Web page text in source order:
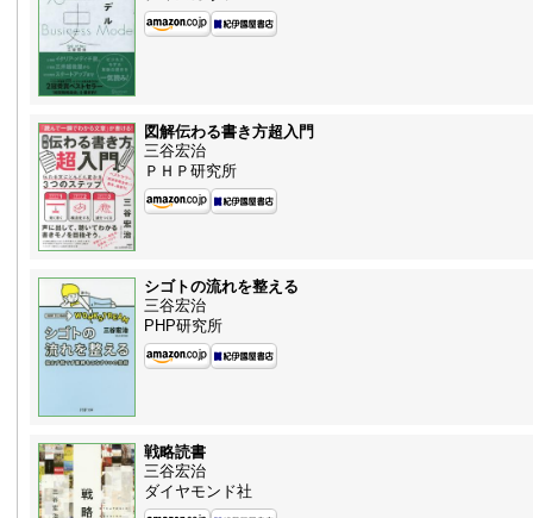
図解伝わる書き方超入門
三谷宏治
ＰＨＰ研究所
シゴトの流れを整える
三谷宏治
PHP研究所
戦略読書
三谷宏治
ダイヤモンド社